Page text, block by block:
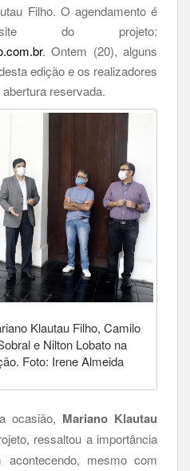
Filho. O agendamento é
do projeto:
. Ontem (20), alguns
edição e os realizadores
reservada.
Klautau Filho, Camilo
e Nilton Lobato na
Foto: Irene Almeida
ocasião, Mariano Klautau
ressaltou a importância
acontecendo, mesmo com